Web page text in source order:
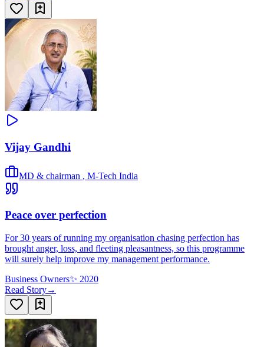
Vijay Gandhi
MD & chairman , M-Tech India
Peace over perfection
For 30 years of running my organisation chasing perfection has
brought anger, loss, and fleeting pleasantness, so this programme
will surely help improve my management performance.
Business Owners✨ 2020
Read Story→